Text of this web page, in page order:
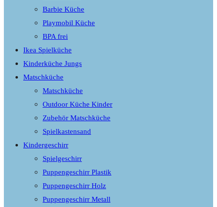
Barbie Küche
Playmobil Küche
BPA frei
Ikea Spielküche
Kinderküche Jungs
Matschküche
Matschküche
Outdoor Küche Kinder
Zubehör Matschküche
Spielkastensand
Kindergeschirr
Spielgeschirr
Puppengeschirr Plastik
Puppengeschirr Holz
Puppengeschirr Metall